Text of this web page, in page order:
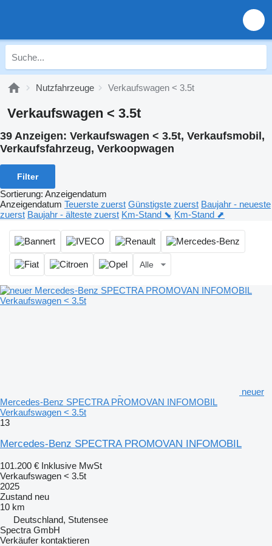
Nutzfahrzeuge Verkaufswagen < 3.5t
Verkaufswagen < 3.5t
39 Anzeigen: Verkaufswagen < 3.5t, Verkaufsmobil,
Verkaufsfahrzeug, Verkoopwagen
Filter
Sortierung: Anzeigendatum
Anzeigendatum Teuerste zuerst Günstigste zuerst Baujahr - neueste
zuerst Baujahr - älteste zuerst Km-Stand ⬊ Km-Stand ⬈
Alle
neuer
Mercedes-Benz SPECTRA PROMOVAN INFOMOBIL
Verkaufswagen < 3.5t
13
Mercedes-Benz SPECTRA PROMOVAN INFOMOBIL
101.200 € Inklusive MwSt
Verkaufswagen < 3.5t
2025
Zustand neu
10 km
Deutschland, Stutensee
Spectra GmbH
Verkäufer kontaktieren